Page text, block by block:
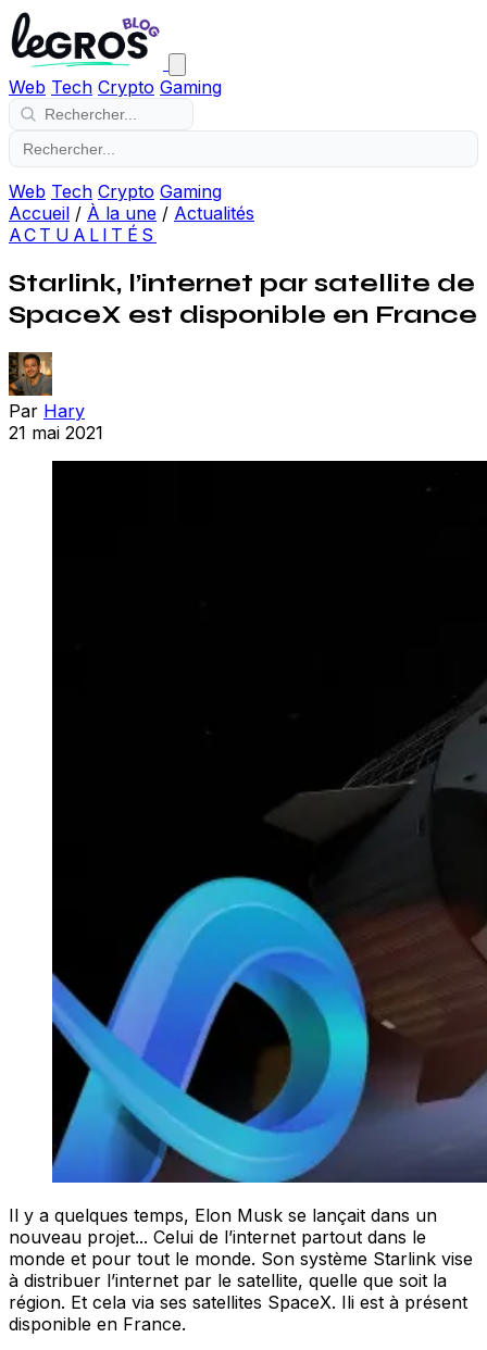
Web Tech Crypto Gaming
Web Tech Crypto Gaming
Accueil / À la une / Actualités
ACTUALITÉS
Starlink, l’internet par satellite de
SpaceX est disponible en France
Par Hary
21 mai 2021
Il y a quelques temps, Elon Musk se lançait dans un
nouveau projet... Celui de l’internet partout dans le
monde et pour tout le monde. Son système Starlink vise
à distribuer l’internet par le satellite, quelle que soit la
région. Et cela via ses satellites SpaceX. Ili est à présent
disponible en France.